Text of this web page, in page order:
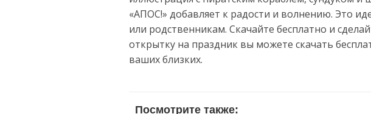
«АПОС!» добавляет к радости и волнению. Это
или родственникам. Скачайте бесплатно и
открытку на праздник вы можете скачать
ваших близких.
Посмотрите также: